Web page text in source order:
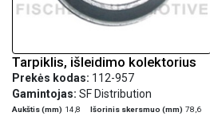
Tarpiklis, išleidimo kolektorius
Prekės kodas: 112-957
Gamintojas: SF Distribution
Aukštis (mm) 14,8 Išorinis skersmuo (mm) 78,6